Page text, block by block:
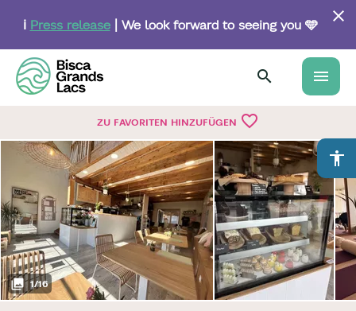
content
ℹ️ Press release| We look forward to seeing you 🩵
menu
ZU FAVORITEN HINZUFÜGEN favorite_border
accessibility
1/16